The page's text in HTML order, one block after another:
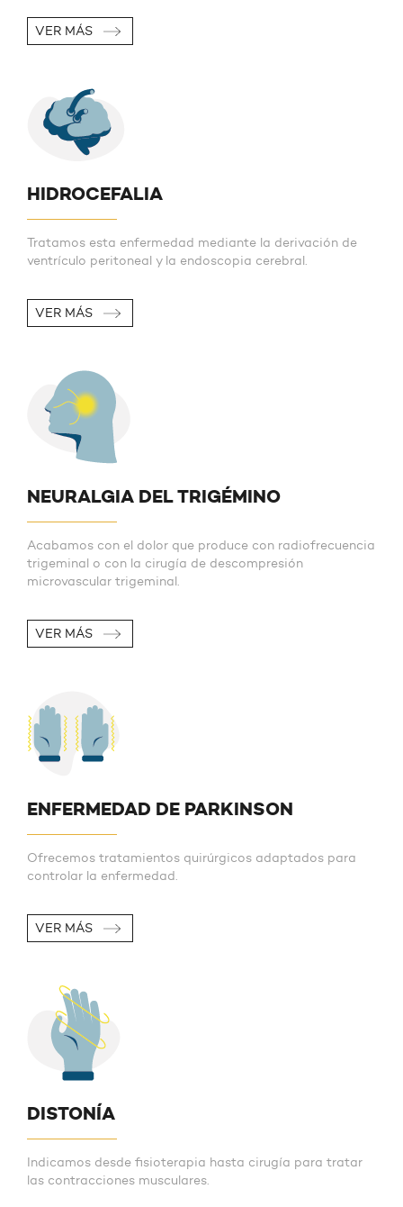
VER MÁS
HIDROCEFALIA
Tratamos esta enfermedad mediante la derivación de
ventrículo peritoneal y la endoscopia cerebral.
VER MÁS
NEURALGIA DEL TRIGÉMINO
Acabamos con el dolor que produce con radiofrecuencia
trigeminal o con la cirugía de descompresión
microvascular trigeminal.
VER MÁS
ENFERMEDAD DE PARKINSON
Ofrecemos tratamientos quirúrgicos adaptados para
controlar la enfermedad.
VER MÁS
DISTONÍA
Indicamos desde fisioterapia hasta cirugía para tratar
las contracciones musculares.